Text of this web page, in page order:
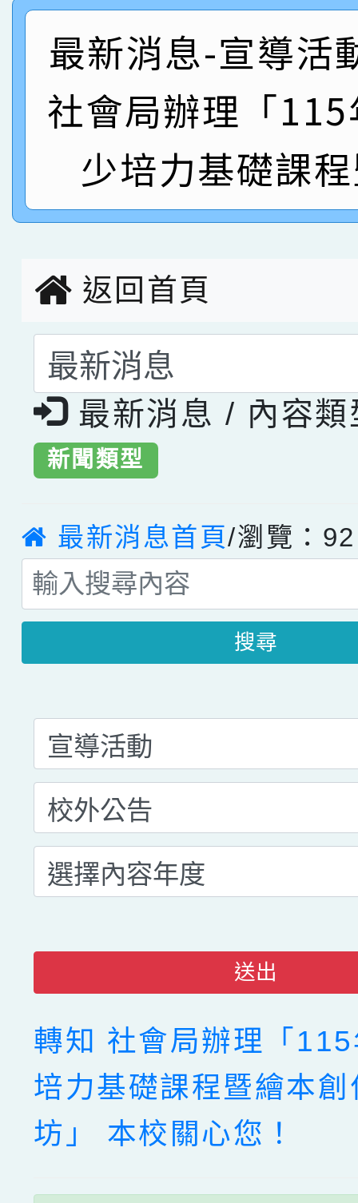
創客第三名。
賽 洪綺君教師榮獲社
名
賀！本校阿巴斯O蜜、
倩參加桃園市科展 國
名 指導老師王老師、
賀！本校四年二班張O
園市英語競賽國小朗讀
指導老師林老師
賀！本校參加桃園市中
賽 劉文瑛教師榮獲教
賀！本校參與2026世
市賽榮獲科學小創客佳
最新消息-宣導活
社會局辦理「
少培力基礎課
返回首頁
選擇後頁面內容會更
最新消息 / 內容類
新聞類型
最新消息首頁/瀏覽：92
搜尋
送出
轉知 社會局辦理「
培力基礎課程暨繪本創
坊」 本校關心您！